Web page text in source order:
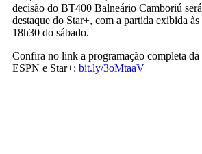
decisão do BT400 Balneário Camboriú será
destaque do Star+, com a partida exibida às
18h30 do sábado.
Confira no link a programação completa da
ESPN e Star+: bit.ly/3oMtaaV